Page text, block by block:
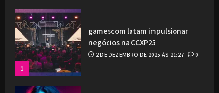
1
gamescom latam impulsionar
negócios na CCXP25
2 DE DEZEMBRO DE 2025 ÀS 21:27 0